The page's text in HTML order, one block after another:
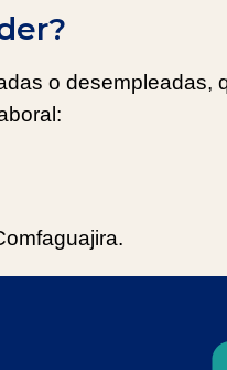
o desempleadas,